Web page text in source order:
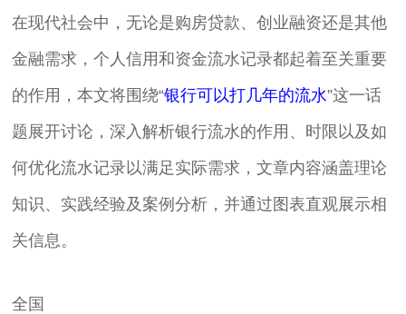
在现代社会中，无论是购房贷款、创业融资还是其他
金融需求，个人信用和资金流水记录都起着至关重要
的作用，本文将围绕“银行可以打几年的流水”这一话
题展开讨论，深入解析银行流水的作用、时限以及如
何优化流水记录以满足实际需求，文章内容涵盖理论
知识、实践经验及案例分析，并通过图表直观展示相
关信息。
全国